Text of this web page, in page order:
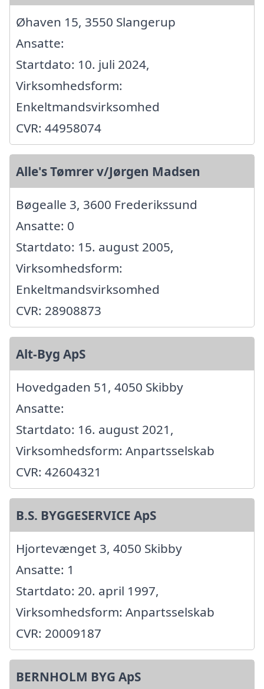
Øhaven 15, 3550 Slangerup
Ansatte:
Startdato: 10. juli 2024,
Virksomhedsform:
Enkeltmandsvirksomhed
CVR: 44958074
Alle's Tømrer v/Jørgen Madsen
Bøgealle 3, 3600 Frederikssund
Ansatte: 0
Startdato: 15. august 2005,
Virksomhedsform:
Enkeltmandsvirksomhed
CVR: 28908873
Alt-Byg ApS
Hovedgaden 51, 4050 Skibby
Ansatte:
Startdato: 16. august 2021,
Virksomhedsform: Anpartsselskab
CVR: 42604321
B.S. BYGGESERVICE ApS
Hjortevænget 3, 4050 Skibby
Ansatte: 1
Startdato: 20. april 1997,
Virksomhedsform: Anpartsselskab
CVR: 20009187
BERNHOLM BYG ApS